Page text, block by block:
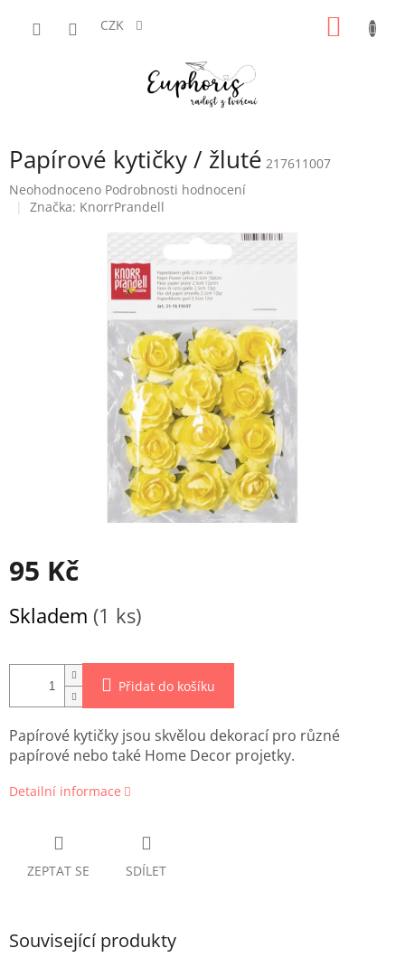
CZK
Papírové kytičky / žluté 217611007
Průměrné
hodnocení
Neohodnoceno Podrobnosti hodnocení
Značka: KnorrPrandell
95 Kč
cena:
Skladem (1 ks)
Přidat do košíku
Papírové kytičky jsou skvělou dekorací pro různé
papírové nebo také Home Decor projetky.
Detailní informace
ZEPTAT SE SDÍLET
Související produkty